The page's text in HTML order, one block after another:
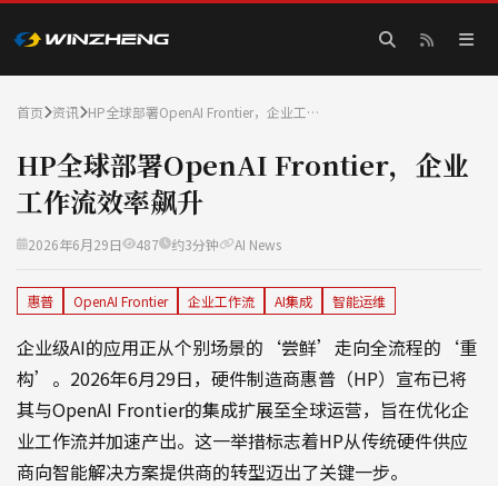
首页 资讯 HP全球部署OpenAI Frontier，企业工…
HP全球部署OpenAI Frontier，企业
工作流效率飙升
2026年6月29日 487 约3分钟 AI News
惠普 OpenAI Frontier 企业工作流 AI集成 智能运维
企业级AI的应用正从个别场景的‘尝鲜’走向全流程的‘重
构’。2026年6月29日，硬件制造商惠普（HP）宣布已将
其与OpenAI Frontier的集成扩展至全球运营，旨在优化企
业工作流并加速产出。这一举措标志着HP从传统硬件供应
商向智能解决方案提供商的转型迈出了关键一步。